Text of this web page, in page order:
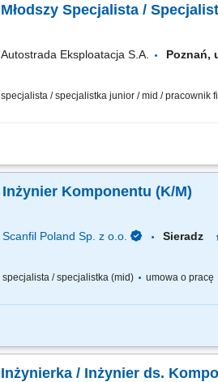
Młodszy Specjalista /
Autostrada Eksploatacja S.A. Poznań,
specjalista / specjalistka junior / mid / pracownik
Zadania: Diagnostyka, serwisowanie i
Inżynier Komponentu (K/M)
Scanfil Poland Sp. z o.o. Sieradz
specjalista / specjalistka (mid) umowa o pracę
Na czym będzie polegać Twoja praca?
Inżynierka / Inżynier